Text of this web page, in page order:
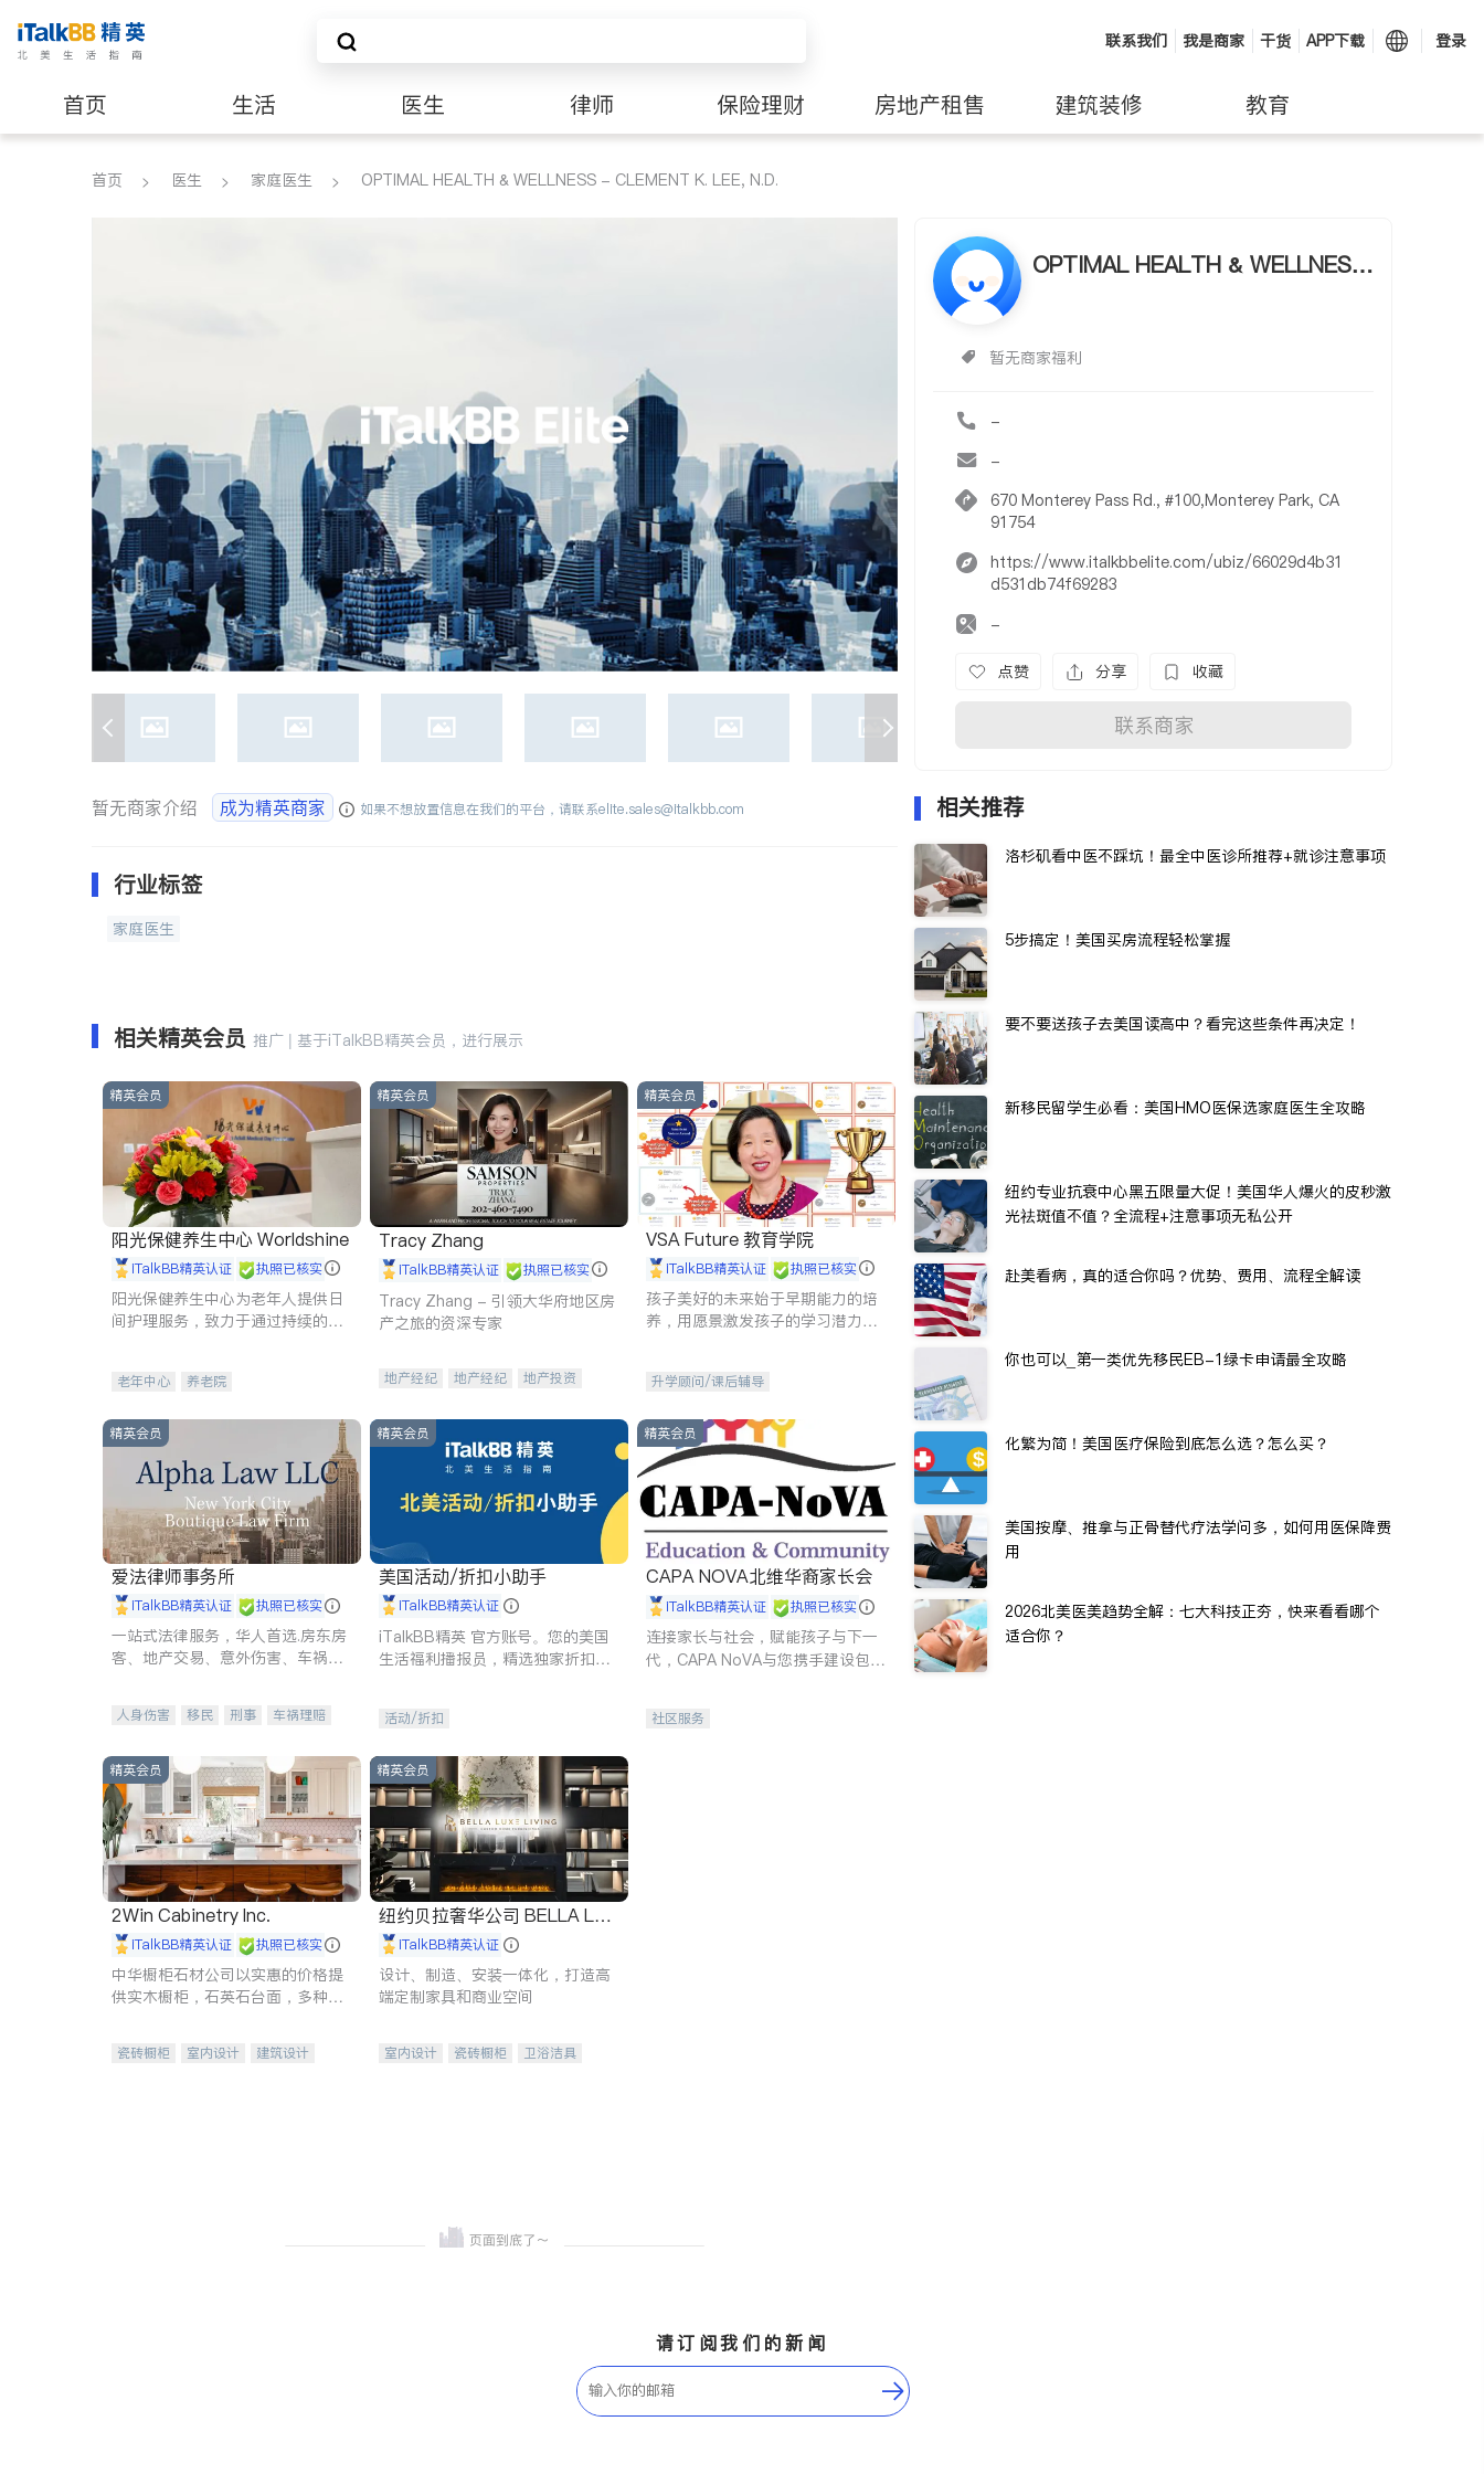
联系我们 我是商家 干货 APP下载 登录
首页 生活 医生 律师 保险理财 房地产租售 建筑装修 教育
养老 非盈利组织
首页 医生 家庭医生 OPTIMAL HEALTH & WELLNESS - CLEMENT K. LEE, N.D.
OPTIMAL HEALTH & WELLNESS
暂无商家福利
-
-
670 Monterey Pass Rd., #100,Monterey Park, CA
91754
https://www.italkbbelite.com/ubiz/66029d4b31
d531db74f69283
-
点赞 分享 收藏
联系商家
暂无商家介绍 成为精英商家 如果不想放置信息在我们的平台，请联系elite.sales@italkbb.com
行业标签
家庭医生
相关精英会员 推广 | 基于iTalkBB精英会员，进行展示
精英会员
阳光保健养生中心 Worldshine
iTalkBB精英认证 执照已核实
阳光保健养生中心为老年人提供日
间护理服务，致力于通过持续的护
老年中心 养老院
精英会员
Tracy Zhang
iTalkBB精英认证 执照已核实
Tracy Zhang - 引领大华府地区房
产之旅的资深专家
地产经纪 地产经纪
地产投资
精英会员
VSA Future 教育学院
iTalkBB精英认证 执照已核实
孩子美好的未来始于早期能力的培
养，用愿景激发孩子的学习潜力和
升学顾问/课后辅导
精英会员
爱法律师事务所
iTalkBB精英认证 执照已核实
一站式法律服务，华人首选.房东房
客、地产交易、意外伤害、车祸重
人身伤害 移民 刑事
车祸理赔
商标注册
索赔 律师-其它 保释
精英会员
美国活动/折扣小助手
iTalkBB精英认证
iTalkBB精英 官方账号。您的美国
生活福利播报员，精选独家折扣、
活动/折扣
精英会员
CAPA NOVA北维华裔家长会
iTalkBB精英认证 执照已核实
连接家长与社会，赋能孩子与下一
代，CAPA NoVA与您携手建设包
社区服务
精英会员
2Win Cabinetry Inc.
iTalkBB精英认证 执照已核实
中华橱柜石材公司以实惠的价格提
供实木橱柜，石英石台面，多种优
瓷砖橱柜 室内设计
建筑设计
精英会员
纽约贝拉奢华公司 BELLA LUX
E iTalkBB精英认证
设计、制造、安装一体化，打造高
端定制家具和商业空间
室内设计 瓷砖橱柜
卫浴洁具
相关推荐
洛杉矶看中医不踩坑！最全中医诊所推荐+就诊注意事项
5步搞定！美国买房流程轻松掌握
要不要送孩子去美国读高中？看完这些条件再决定！
新移民留学生必看：美国HMO医保选家庭医生全攻略
纽约专业抗衰中心黑五限量大促！美国华人爆火的皮秒激
光祛斑值不值？全流程+注意事项无私公开
赴美看病，真的适合你吗？优势、费用、流程全解读
你也可以_第一类优先移民EB-1绿卡申请最全攻略
化繁为简！美国医疗保险到底怎么选？怎么买？
美国按摩、推拿与正骨替代疗法学问多，如何用医保降费
用
2026北美医美趋势全解：七大科技正夯，快来看看哪个
适合你？
请订阅我们的新闻